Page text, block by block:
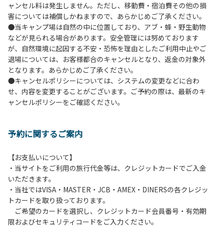
８.バンガローの芝生にはテントは張らないでください。（タ
ープは１つまで可）
９.各自で出されましたゴミは全てお持ち帰りください。（使
用済みの炭は専用の捨て場に捨てられます。）
10.施設内および駐車場などで起きた金品等の盗難、ご利用
者間でのトラブルで生じた損害に対しては、一切の責任を負
いかねます。
11.施設の利用については管理人の指示に従ってください。従
わない場合は退場していただき、今後の利用をお断りする場
合があります。
ャンセル料は発生しません。ただし、移動費・宿泊費その他の損
害については補償しかねますので、あらかじめご了承ください。
●当キャンプ場は自然の中に位置しており、アブ・蜂・野生動物
などが見られる場合があります。安全管理には努めております
が、自然環境に起因する不安・恐怖を理由としたご利用中止やご
退場については、お客様都合のキャンセルとなり、返金の対象外
となります。あらかじめご了承ください。
●キャンセルポリシーについては、システムの変更などに合わ
せ、内容を変更することがございます。ご予約の際は、最新のキ
ャンセルポリシーをご確認ください。
予約に関するご案内
【お支払いについて】
・当サイトをご利用の旅行代金等は、クレジットカードでご入金
いただきます。
・当社ではVISA・MASTER・JCB・AMEX・DINERSの各クレジッ
トカードを取り扱っております。
ご希望のカードを選択し、クレジットカード会員番号・有効期
限およびセキュリティコードをご入力ください。